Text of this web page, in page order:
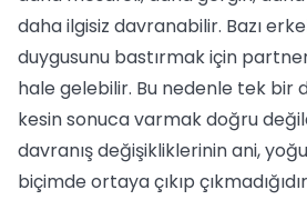
daha ilgisiz davranabilir. Bazı
duygusunu bastırmak için
hale gelebilir. Bu nedenle tek bir
kesin sonuca varmak doğru
davranış değişikliklerinin ani,
biçimde ortaya çıkıp